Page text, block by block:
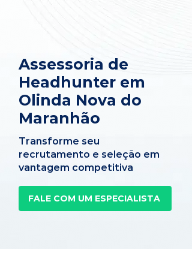
Assessoria de
Headhunter em
Olinda Nova do
Maranhão
Transforme seu
recrutamento e seleção em
vantagem competitiva
FALE COM UM ESPECIALISTA